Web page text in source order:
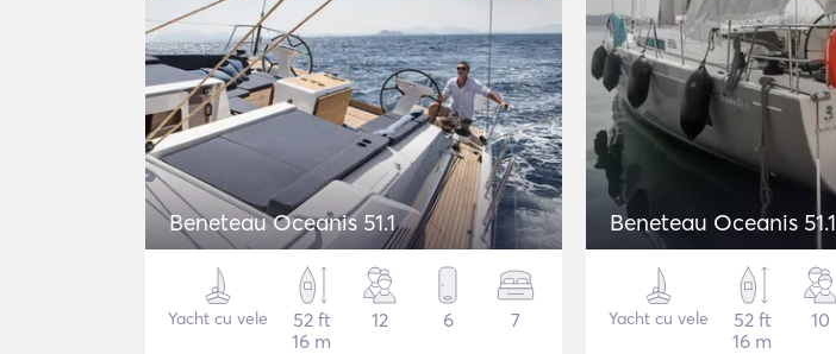
Beneteau Oceanis 51.1
Yacht cu vele
52 ft
16 m
12 6 7
Beneteau Oceanis 51.1
Yacht cu vele
52 ft
16 m
10